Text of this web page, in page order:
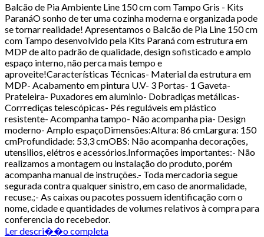
Balcão de Pia Ambiente Line 150 cm com Tampo Gris - Kits
ParanáO sonho de ter uma cozinha moderna e organizada pode
se tornar realidade! Apresentamos o Balcão de Pia Line 150 cm
com Tampo desenvolvido pela Kits Paraná com estrutura em
MDP de alto padrão de qualidade, design sofisticado e amplo
espaço interno, não perca mais tempo e
aproveite!Características Técnicas- Material da estrutura em
MDP- Acabamento em pintura U.V- 3 Portas- 1 Gaveta-
Prateleira- Puxadores em aluminio- Dobradiças metálicas-
Corrrediças telescópicas- Pés reguláveis em plástico
resistente- Acompanha tampo- Não acompanha pia- Design
moderno- Amplo espaçoDimensões:Altura: 86 cmLargura: 150
cmProfundidade: 53,3 cmOBS: Não acompanha decorações,
utensilios, elétros e acessórios.Informações importantes:- Não
realizamos a montagem ou instalação do produto, porém
acompanha manual de instruções.- Toda mercadoria segue
segurada contra qualquer sinistro, em caso de anormalidade,
recuse.;- As caixas ou pacotes possuem identificação com o
nome, cidade e quantidades de volumes relativos à compra para
conferencia do recebedor.
Ler descri��o completa